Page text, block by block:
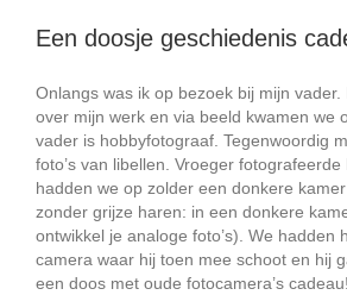
Een doosje geschiedenis
Onlangs was ik op bezoek bij mijn vader.
over mijn werk en via beeld kwamen we
vader is hobbyfotograaf. Tegenwoordig
foto’s van libellen. Vroeger
hadden we op zolder een donkere
zonder grijze haren: in een donkere
ontwikkel je analoge foto’s). We hadden
camera waar hij toen mee schoot en hij
een doos met oude fotocamera’s